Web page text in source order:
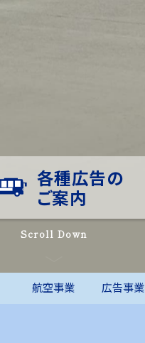
各種広告の
ご案内
Scroll Down
航空事業 広告事業